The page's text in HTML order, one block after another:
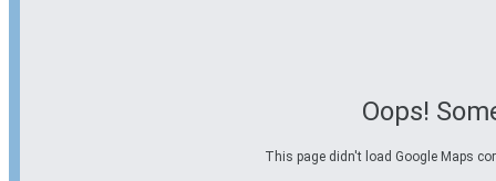
Oops!
This page didn't load Google Maps